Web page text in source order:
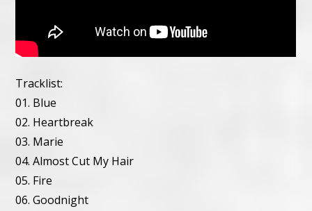
Tracklist:
01. Blue
02. Heartbreak
03. Marie
04. Almost Cut My Hair
05. Fire
06. Goodnight